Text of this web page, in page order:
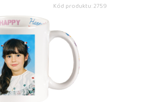
Kód produktu: 2759